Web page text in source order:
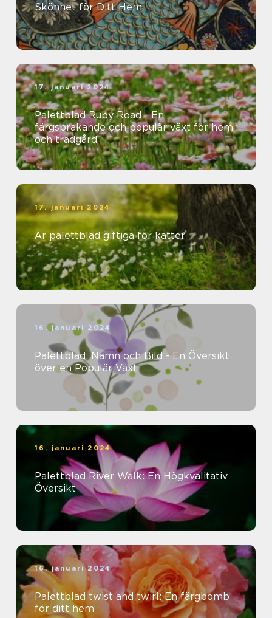
Skönhet för Ditt Hem
17. januari 2024
Palettblad Ruby Road - En
färgsprakande och populär växt för hem
och trädgård
17. januari 2024
Är palettblad giftiga för katter
16. januari 2024
Palettblad: Namn och Bild - En Översikt
över en Populär Växt
16. januari 2024
Palettblad River Walk: En Högkvalitativ
Översikt
16. januari 2024
Palettblad twist and twirl: En färgbomb
för ditt hem